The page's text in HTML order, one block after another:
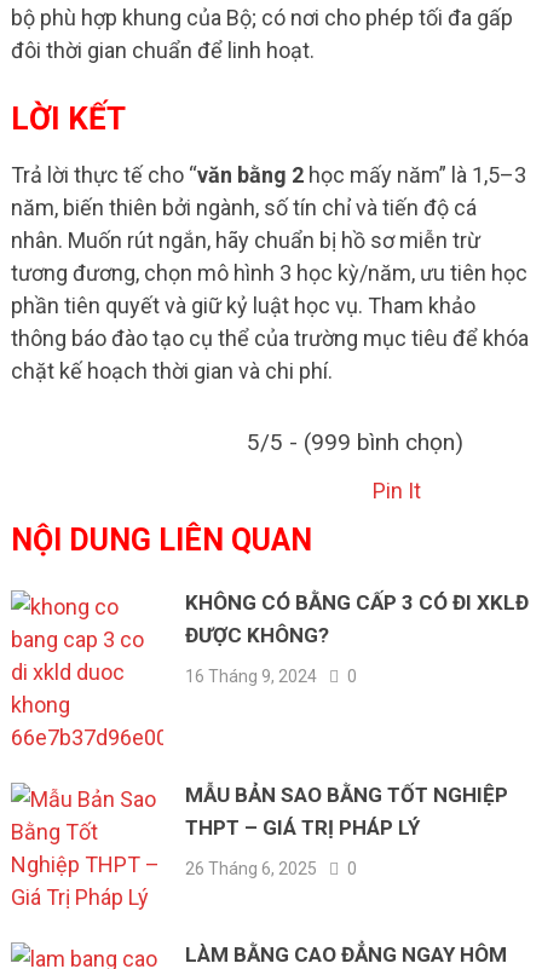
bộ phù hợp khung của Bộ; có nơi cho phép tối đa gấp
đôi thời gian chuẩn để linh hoạt.
LỜI KẾT
Trả lời thực tế cho “văn bằng 2học mấy năm” là 1,5–3
năm, biến thiên bởi ngành, số tín chỉ và tiến độ cá
nhân. Muốn rút ngắn, hãy chuẩn bị hồ sơ miễn trừ
tương đương, chọn mô hình 3 học kỳ/năm, ưu tiên học
phần tiên quyết và giữ kỷ luật học vụ. Tham khảo
thông báo đào tạo cụ thể của trường mục tiêu để khóa
chặt kế hoạch thời gian và chi phí.
5/5 - (999 bình chọn)
Pin It
NỘI DUNG LIÊN QUAN
KHÔNG CÓ BẰNG CẤP 3 CÓ ĐI XKLĐ
ĐƯỢC KHÔNG?
16 Tháng 9, 2024 0
MẪU BẢN SAO BẰNG TỐT NGHIỆP
THPT – GIÁ TRỊ PHÁP LÝ
26 Tháng 6, 2025 0
LÀM BẰNG CAO ĐẲNG NGAY HÔM